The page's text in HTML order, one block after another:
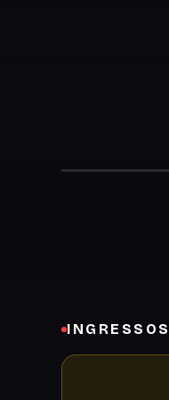
INGRESSOS